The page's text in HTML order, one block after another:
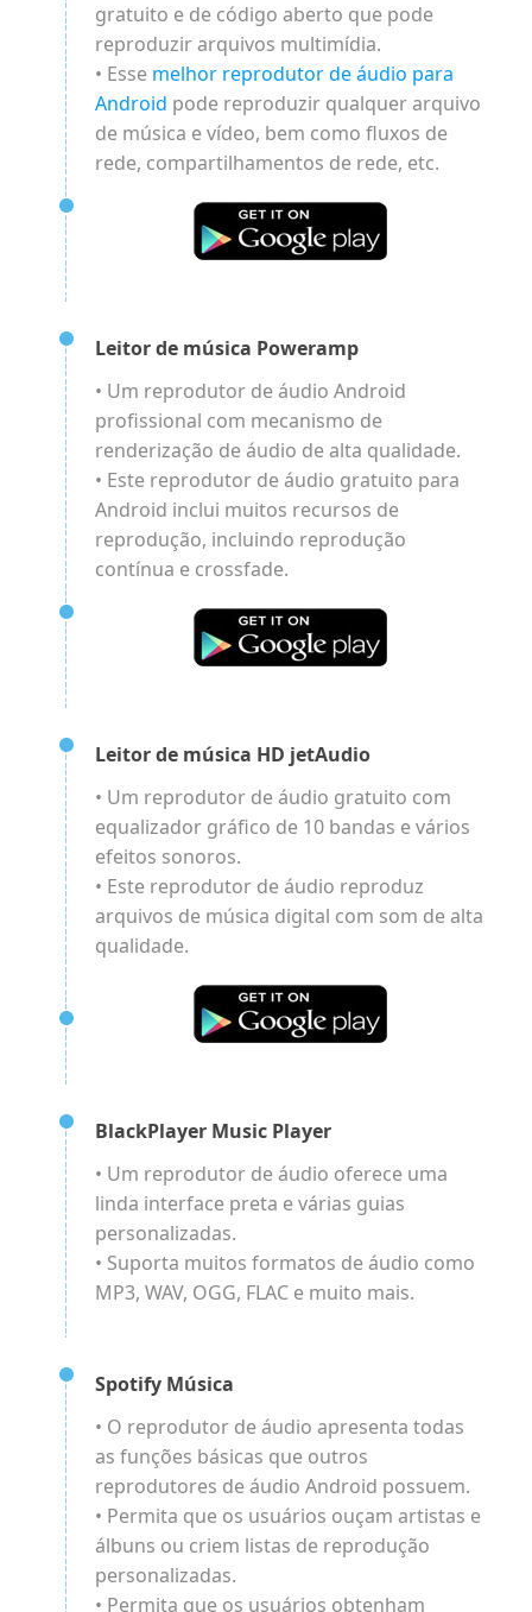
gratuito e de código aberto que pode
reproduzir arquivos multimídia.
• Esse melhor reprodutor de áudio para
Android pode reproduzir qualquer arquivo
de música e vídeo, bem como fluxos de
rede, compartilhamentos de rede, etc.
Leitor de música Poweramp
• Um reprodutor de áudio Android
profissional com mecanismo de
renderização de áudio de alta qualidade.
• Este reprodutor de áudio gratuito para
Android inclui muitos recursos de
reprodução, incluindo reprodução
contínua e crossfade.
Leitor de música HD jetAudio
• Um reprodutor de áudio gratuito com
equalizador gráfico de 10 bandas e vários
efeitos sonoros.
• Este reprodutor de áudio reproduz
arquivos de música digital com som de alta
qualidade.
BlackPlayer Music Player
• Um reprodutor de áudio oferece uma
linda interface preta e várias guias
personalizadas.
• Suporta muitos formatos de áudio como
MP3, WAV, OGG, FLAC e muito mais.
Spotify Música
• O reprodutor de áudio apresenta todas
as funções básicas que outros
reprodutores de áudio Android possuem.
• Permita que os usuários ouçam artistas e
álbuns ou criem listas de reprodução
personalizadas.
• Permita que os usuários obtenham